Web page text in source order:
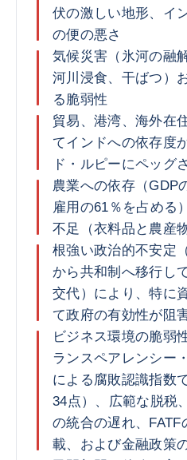
伏の激しい地形、イ
の便の悪さ
気候災害（氷河の融
河川浸食、干ばつ）
る脆弱性
貿易、港湾、海外在
てインドへの依存度
ド・ルピーにペッグ
農業への依存（GDP
雇用の61％を占める
不足（衣料品と農産物
根強い政治的不安定
から共和制へ移行し
交代）により、特に
て政府の有効性が阻
ビジネス環境の脆弱
ランスペアレンシー
による腐敗認識指数
34点）、広範な脱税
の統合の遅れ、
載、および金融政策